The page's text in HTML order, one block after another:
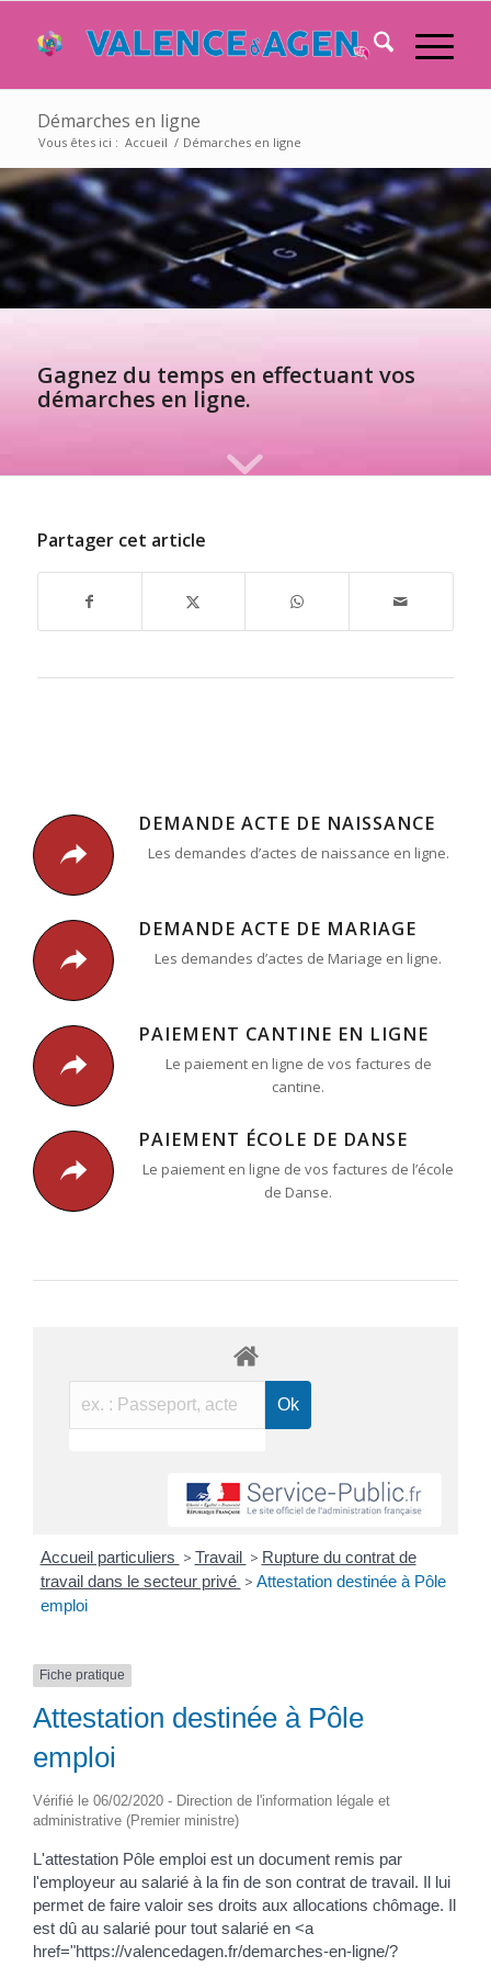
Démarches en ligne
Vous êtes ici : Accueil / Démarches en ligne
Gagnez du temps en effectuant vos
démarches en ligne.
Partager cet article
DEMANDE ACTE DE NAISSANCE
Les demandes d’actes de naissance en ligne.
DEMANDE ACTE DE MARIAGE
Les demandes d’actes de Mariage en ligne.
PAIEMENT CANTINE EN LIGNE
Le paiement en ligne de vos factures de
cantine.
PAIEMENT ÉCOLE DE DANSE
Le paiement en ligne de vos factures de l’école
de Danse.
Accueil particuliers > Travail > Rupture du contrat de
travail dans le secteur privé > Attestation destinée à Pôle
emploi
Fiche pratique
Attestation destinée à Pôle
emploi
Vérifié le 06/02/2020 - Direction de l'information légale et
administrative (Premier ministre)
L'attestation Pôle emploi est un document remis par
l'employeur au salarié à la fin de son contrat de travail. Il lui
permet de faire valoir ses droits aux allocations chômage. Il
est dû au salarié pour tout salarié en <a
href="https://valencedagen.fr/demarches-en-ligne/?